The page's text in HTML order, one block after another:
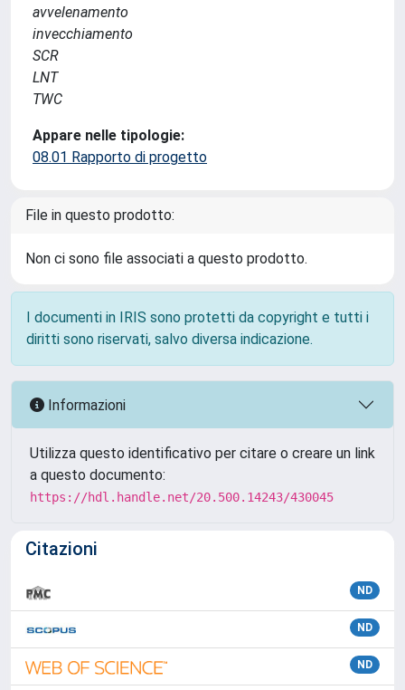
avvelenamento
invecchiamento
SCR
LNT
TWC
Appare nelle tipologie:
08.01 Rapporto di progetto
File in questo prodotto:
Non ci sono file associati a questo prodotto.
I documenti in IRIS sono protetti da copyright e tutti i
diritti sono riservati, salvo diversa indicazione.
Informazioni
Utilizza questo identificativo per citare o creare un link
a questo documento:
https://hdl.handle.net/20.500.14243/430045
Citazioni
ND
ND
ND